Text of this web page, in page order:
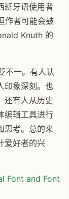
班牙语使用者
作者可能会鼓
Knuth 的
不一。有人认
印象深刻。也
还有人从历史
编辑工具进行
思考。总的来
爱好者的兴
Font and Font